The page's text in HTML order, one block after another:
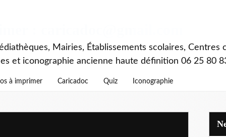
Mairies, Établissements scolaires, Centres
et iconographie ancienne haute définition 06 25 80
à imprimer Caricadoc Quiz Iconographie